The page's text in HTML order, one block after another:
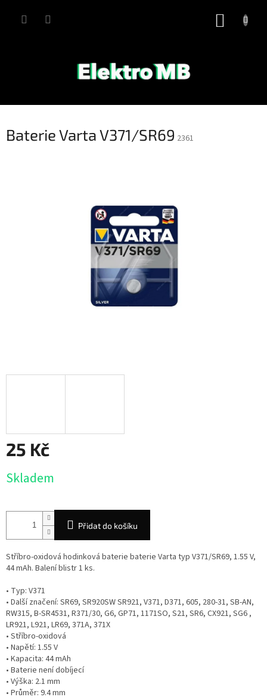
Baterie Varta V371/SR69 2361
25 Kč
cena:
Skladem
Přidat do košíku
Stříbro-oxidová hodinková baterie baterie Varta typ V371/SR69, 1.55 V,
44 mAh. Balení blistr 1 ks.
• Typ: V371
• Další značení: SR69, SR920SW SR921, V371, D371, 605, 280-31, SB-AN,
RW315, B-SR4531, R371/30, G6, GP71, 1171SO, S21, SR6, CX921, SG6 ,
LR921, L921, LR69, 371A, 371X
• Stříbro-oxidová
• Napětí: 1.55 V
• Kapacita: 44 mAh
• Baterie není dobíjecí
• Výška: 2.1 mm
• Průměr: 9.4 mm